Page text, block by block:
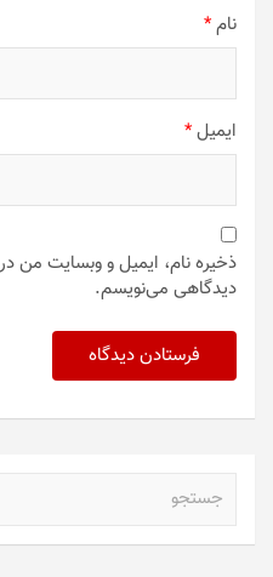
نام*
ایمیل*
ذخیره نام، ایمیل و وبسایت من در
دیدگاهی می‌نویسم.